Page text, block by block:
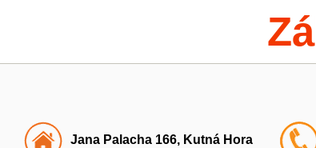
Jana Palacha 166, Kutná Hora